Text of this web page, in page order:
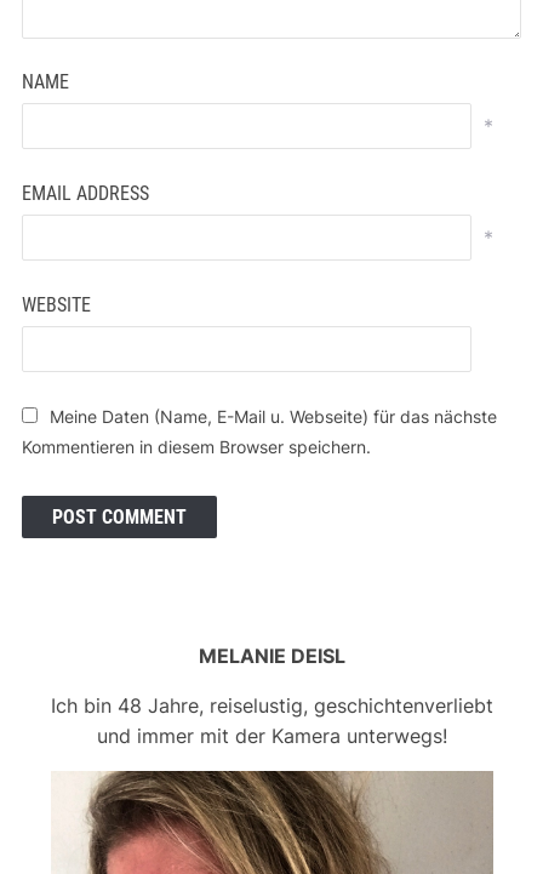
NAME
*
EMAIL ADDRESS
*
WEBSITE
Meine Daten (Name, E-Mail u. Webseite) für das nächste
Kommentieren in diesem Browser speichern.
MELANIE DEISL
Ich bin 48 Jahre, reiselustig, geschichtenverliebt
und immer mit der Kamera unterwegs!